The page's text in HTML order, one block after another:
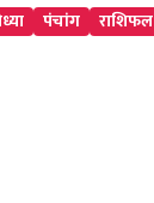
पंचांग राशिफल